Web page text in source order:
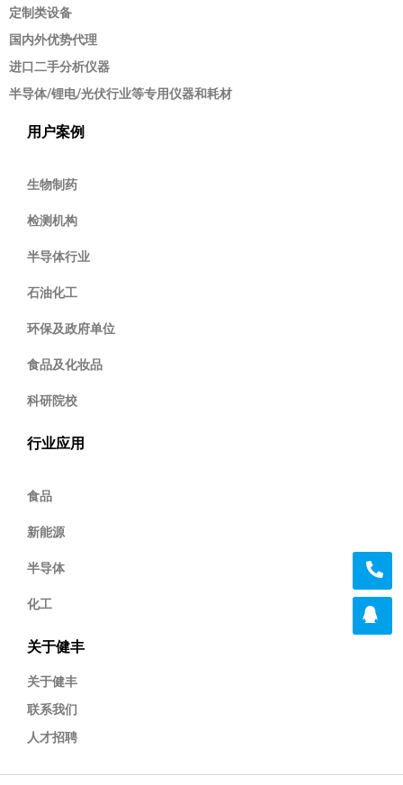
定制类设备
国内外优势代理
进口二手分析仪器
半导体/锂电/光伏行业等专用仪器和耗材
用户案例
生物制药
检测机构
半导体行业
石油化工
环保及政府单位
食品及化妆品
科研院校
行业应用
食品
新能源
半导体
化工
关于健丰
关于健丰
联系我们
人才招聘